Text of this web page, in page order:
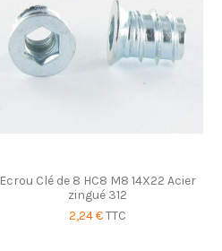
Ecrou Clé de 8 HC8 M8 14X22 Acier
zingué 312
2,24 €TTC